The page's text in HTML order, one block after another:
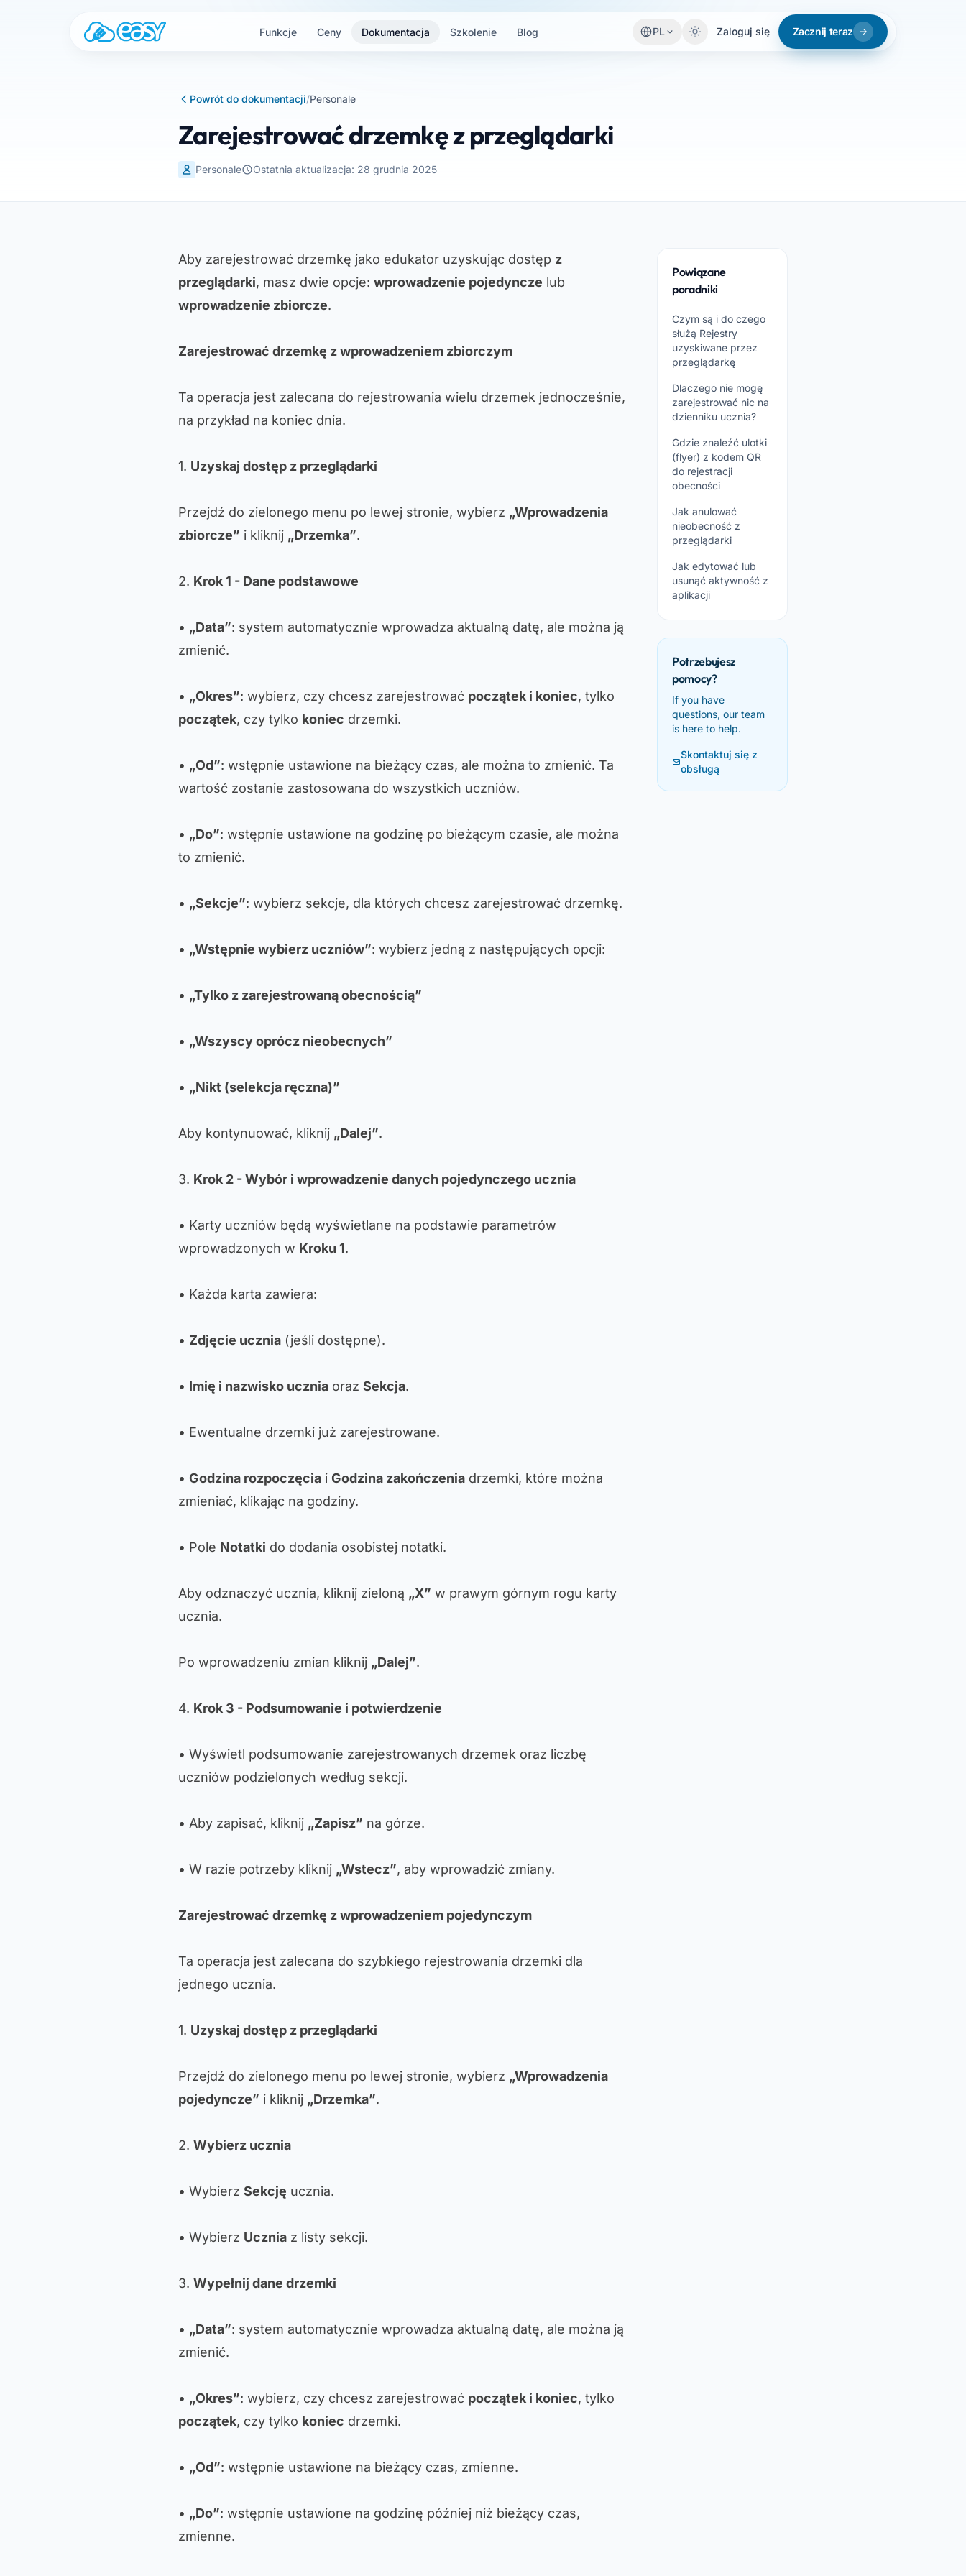
Funkcje Ceny Dokumentacja Szkolenie Blog PL Zaloguj się Zacznij teraz
Powrót do dokumentacji/Personale
Zarejestrować drzemkę z przeglądarki
Personale Ostatnia aktualizacja: 28 grudnia 2025
Aby zarejestrować drzemkę jako edukator uzyskując dostęp z
przeglądarki, masz dwie opcje: wprowadzenie pojedyncze lub
wprowadzenie zbiorcze.
Zarejestrować drzemkę z wprowadzeniem zbiorczym
Ta operacja jest zalecana do rejestrowania wielu drzemek jednocześnie,
na przykład na koniec dnia.
1. Uzyskaj dostęp z przeglądarki
Przejdź do zielonego menu po lewej stronie, wybierz „Wprowadzenia
zbiorcze” i kliknij „Drzemka”.
2. Krok 1 - Dane podstawowe
• „Data”: system automatycznie wprowadza aktualną datę, ale można ją
zmienić.
• „Okres”: wybierz, czy chcesz zarejestrować początek i koniec, tylko
początek, czy tylko koniec drzemki.
• „Od”: wstępnie ustawione na bieżący czas, ale można to zmienić. Ta
wartość zostanie zastosowana do wszystkich uczniów.
• „Do”: wstępnie ustawione na godzinę po bieżącym czasie, ale można
to zmienić.
• „Sekcje”: wybierz sekcje, dla których chcesz zarejestrować drzemkę.
• „Wstępnie wybierz uczniów”: wybierz jedną z następujących opcji:
• „Tylko z zarejestrowaną obecnością”
• „Wszyscy oprócz nieobecnych”
• „Nikt (selekcja ręczna)”
Aby kontynuować, kliknij „Dalej”.
3. Krok 2 - Wybór i wprowadzenie danych pojedynczego ucznia
• Karty uczniów będą wyświetlane na podstawie parametrów
wprowadzonych w Kroku 1.
• Każda karta zawiera:
• Zdjęcie ucznia (jeśli dostępne).
• Imię i nazwisko ucznia oraz Sekcja.
• Ewentualne drzemki już zarejestrowane.
• Godzina rozpoczęcia i Godzina zakończenia drzemki, które można
zmieniać, klikając na godziny.
• Pole Notatki do dodania osobistej notatki.
Aby odznaczyć ucznia, kliknij zieloną „X” w prawym górnym rogu karty
ucznia.
Po wprowadzeniu zmian kliknij „Dalej”.
4. Krok 3 - Podsumowanie i potwierdzenie
• Wyświetl podsumowanie zarejestrowanych drzemek oraz liczbę
uczniów podzielonych według sekcji.
• Aby zapisać, kliknij „Zapisz” na górze.
• W razie potrzeby kliknij „Wstecz”, aby wprowadzić zmiany.
Zarejestrować drzemkę z wprowadzeniem pojedynczym
Ta operacja jest zalecana do szybkiego rejestrowania drzemki dla
jednego ucznia.
1. Uzyskaj dostęp z przeglądarki
Przejdź do zielonego menu po lewej stronie, wybierz „Wprowadzenia
pojedyncze” i kliknij „Drzemka”.
2. Wybierz ucznia
• Wybierz Sekcję ucznia.
• Wybierz Ucznia z listy sekcji.
3. Wypełnij dane drzemki
• „Data”: system automatycznie wprowadza aktualną datę, ale można ją
zmienić.
• „Okres”: wybierz, czy chcesz zarejestrować początek i koniec, tylko
początek, czy tylko koniec drzemki.
• „Od”: wstępnie ustawione na bieżący czas, zmienne.
• „Do”: wstępnie ustawione na godzinę później niż bieżący czas,
zmienne.
Powiązane
poradniki
Czym są i do czego
służą Rejestry
uzyskiwane przez
przeglądarkę
Dlaczego nie mogę
zarejestrować nic na
dzienniku ucznia?
Gdzie znaleźć ulotki
(flyer) z kodem QR
do rejestracji
obecności
Jak anulować
nieobecność z
przeglądarki
Jak edytować lub
usunąć aktywność z
aplikacji
Potrzebujesz
pomocy?
If you have
questions, our team
is here to help.
Skontaktuj się z
obsługą